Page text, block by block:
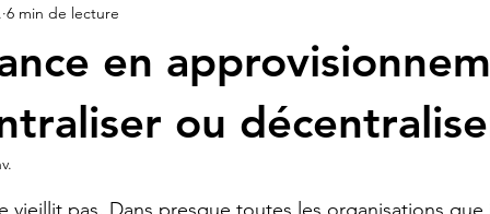
Gestion des risques
Stratégies approvisionnement Stratégies
en
ou
6 min de lecture
5.